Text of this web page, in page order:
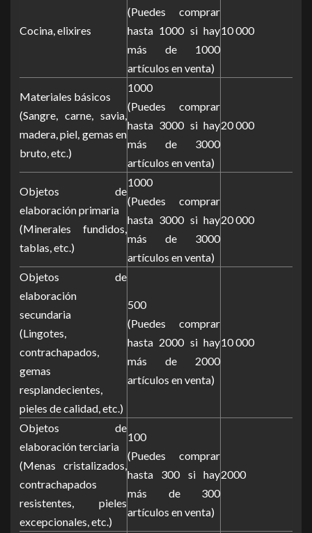
Cocina, elixires
(Puedes comprar
hasta 1000 si hay
más de 1000
artículos en venta)
10 000
Materiales básicos
(Sangre, carne, savia,
madera, piel, gemas en
bruto, etc.)
1000
(Puedes comprar
hasta 3000 si hay
más de 3000
artículos en venta)
20 000
Objetos de
elaboración primaria
(Minerales fundidos,
tablas, etc.)
1000
(Puedes comprar
hasta 3000 si hay
más de 3000
artículos en venta)
20 000
Objetos de
elaboración
secundaria
(Lingotes,
contrachapados,
gemas
resplandecientes,
pieles de calidad, etc.)
500
(Puedes comprar
hasta 2000 si hay
más de 2000
artículos en venta)
10 000
Objetos de
elaboración terciaria
(Menas cristalizados,
contrachapados
resistentes, pieles
excepcionales, etc.)
100
(Puedes comprar
hasta 300 si hay
más de 300
artículos en venta)
2000